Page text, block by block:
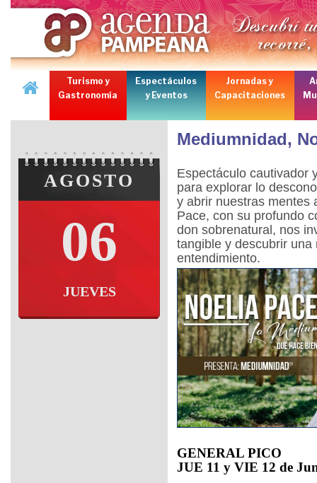
Turismo y
Gastronomía
Espectáculos
y Eventos
Jornadas y
Capacitaciones
AGOSTO
06
JUEVES
Mediumnidad,
Espectáculo cautivador
para explorar lo
y abrir nuestras mentes
Pace, con su profundo
don sobrenatural, nos
tangible y descubrir
entendimiento.
GENERAL PICO
JUE 11 y VIE 12 de